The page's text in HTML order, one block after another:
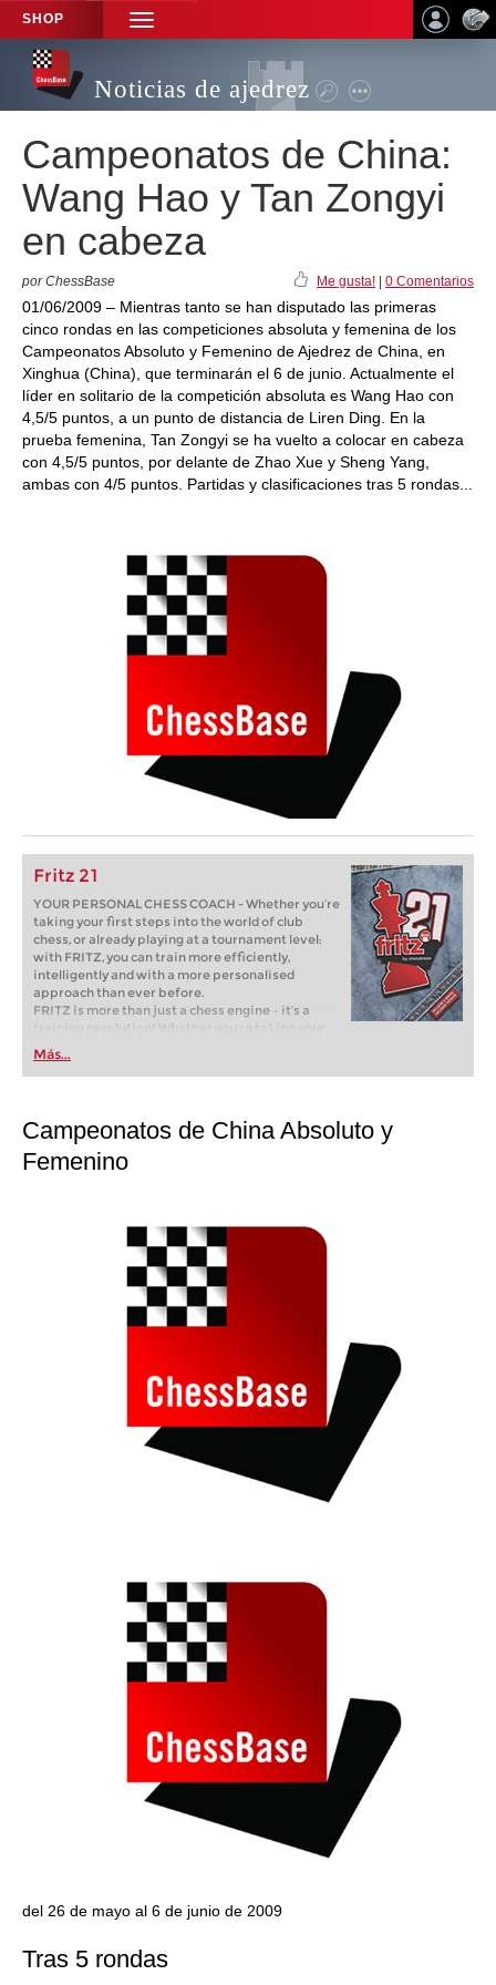
SHOP
TOGGLE
NAVIGATION
Noticias de ajedrez
Campeonatos de China:
Wang Hao y Tan Zongyi
en cabeza
por ChessBase Me gusta! 0 Comentarios
01/06/2009 – Mientras tanto se han disputado las primeras
cinco rondas en las competiciones absoluta y femenina de los
Campeonatos Absoluto y Femenino de Ajedrez de China, en
Xinghua (China), que terminarán el 6 de junio. Actualmente el
líder en solitario de la competición absoluta es Wang Hao con
4,5/5 puntos, a un punto de distancia de Liren Ding. En la
prueba femenina, Tan Zongyi se ha vuelto a colocar en cabeza
con 4,5/5 puntos, por delante de Zhao Xue y Sheng Yang,
ambas con 4/5 puntos. Partidas y clasificaciones tras 5 rondas...
Fritz 21
YOUR PERSONAL CHESS COACH - Whether you’re
taking your first steps into the world of club
chess, or already playing at a tournament level:
with FRITZ, you can train more efficiently,
intelligently and with a more personalised
approach than ever before.
FRITZ is more than just a chess engine – it’s a
training revolution! Whether you’re taking your
first steps into the world of club chess, or already
playing at a tournament level: with FRITZ, you can
train more efficiently, intelligently and with a
Más...
Campeonatos de China Absoluto y
Femenino
del 26 de mayo al 6 de junio de 2009
Tras 5 rondas